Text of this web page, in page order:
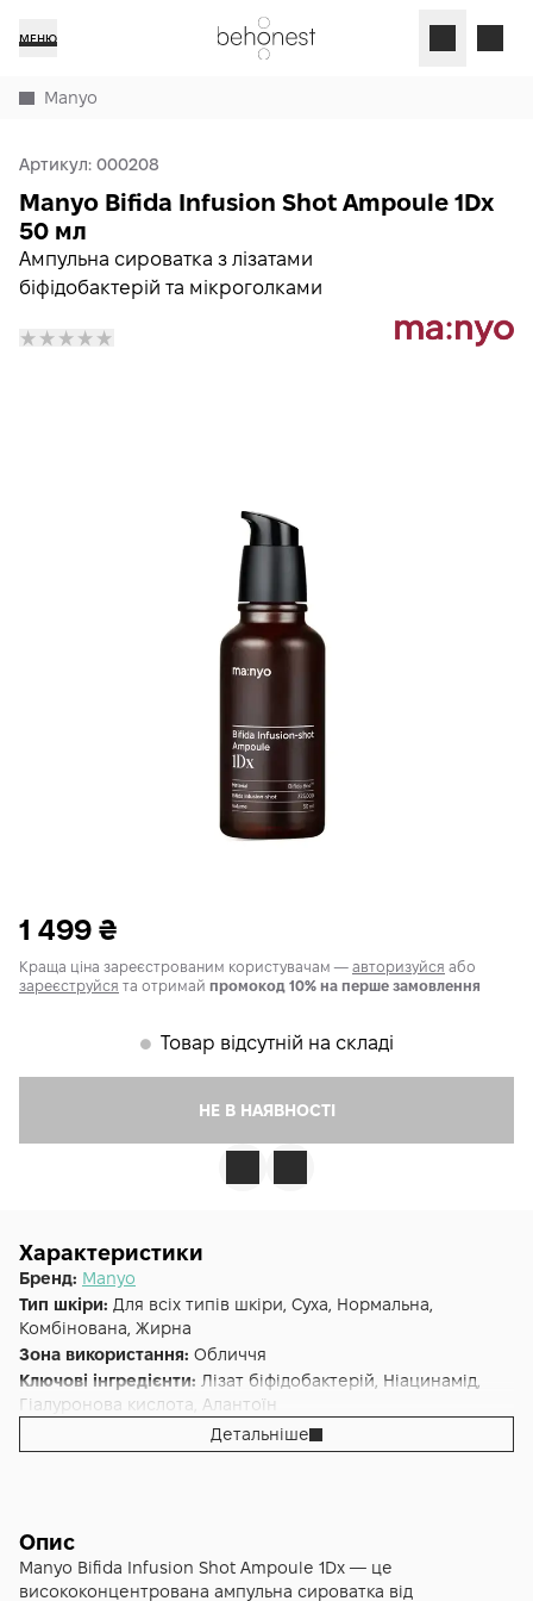
МЕНЮ
Manyo
Артикул: 000208
Ампульна сироватка з лізатами
біфідобактерій та мікроголками
Manyo Bifida Infusion Shot Ampoule 1Dx
50 мл
1 499 ₴
Краща ціна зареєстрованим користувачам — авторизуйся або
зареєструйся та отримай промокод 10% на перше замовлення
𒊹 Товар відсутній на складі
НЕ В НАЯВНОСТІ
Характеристики
Бренд: Manyo
Тип шкіри: Для всіх типів шкіри, Суха, Нормальна,
Комбінована, Жирна
Зона використання: Обличчя
Ключові інгредієнти: Лізат біфідобактерій, Ніацинамід,
Гіалуронова кислота, Алантоїн
Заспокоєння,Від подразнень
почервоніння,Зволоження
Лінійка:
Об'єм (мл/г):
50
Детальніше
Опис
Manyo Bifida Infusion Shot Ampoule 1Dx — це
висококонцентрована ампульна сироватка від